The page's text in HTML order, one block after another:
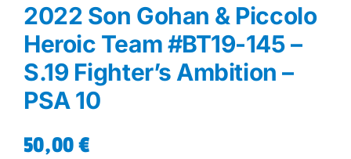
2022 Son Gohan & Piccolo
Heroic Team #BT19-145 –
S.19 Fighter’s Ambition –
PSA 10
50,00€